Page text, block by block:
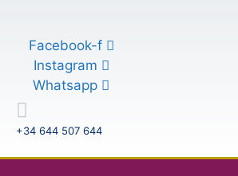
contenidoFacebook-f
Instagram
Whatsapp
+34 644 507 644